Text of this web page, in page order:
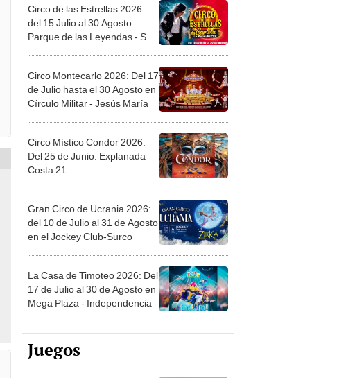
Circo de las Estrellas 2026:
del 15 Julio al 30 Agosto.
Parque de las Leyendas - San
Circo Montecarlo 2026: Del 17
de Julio hasta el 30 Agosto en
Círculo Militar - Jesús María
Circo Místico Condor 2026:
Del 25 de Junio. Explanada
Costa 21
Gran Circo de Ucrania 2026:
del 10 de Julio al 31 de Agosto
en el Jockey Club-Surco
La Casa de Timoteo 2026: Del
17 de Julio al 30 de Agosto en
Mega Plaza - Independencia
Juegos